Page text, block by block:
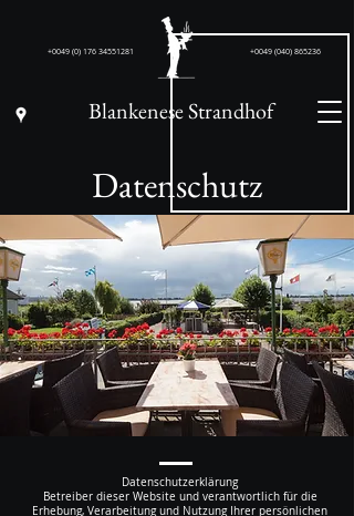
+0049 (0) 176 34551281 +0049 (040) 865236
Blankenese Strandhof
Datenschutz
Daten­schutz­erklärung
Betreiber dieser Website und verantwortlich für die
Erhebung, Verarbeitung und Nutzung Ihrer persönlichen